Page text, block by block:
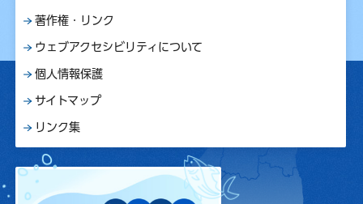
著作権・リンク
ウェブアクセシビリティについて
個人情報保護
サイトマップ
リンク集